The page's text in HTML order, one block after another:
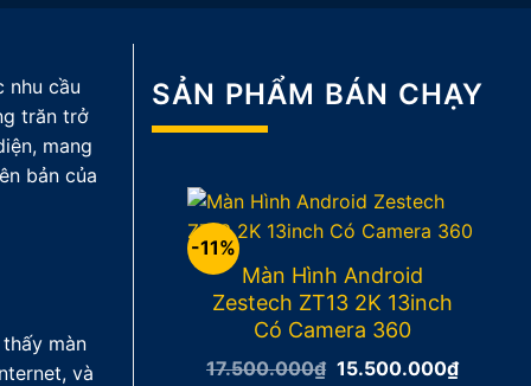
nhu cầu
trăn trở
mang
bản của
màn
và
SẢN PHẨM BÁN CHẠY
-11%
Màn Hình Android
Zestech ZT13 2K 13inch
Có Camera 360
17.500.000₫ Giá
15.500.000₫Giá